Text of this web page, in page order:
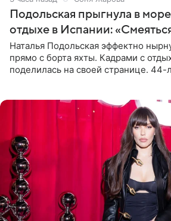
Подольская прыгнула в
отдыхе в Испании:
Наталья Подольская эффектно
прямо с борта яхты. Кадрами с
поделилась на своей странице. 44-